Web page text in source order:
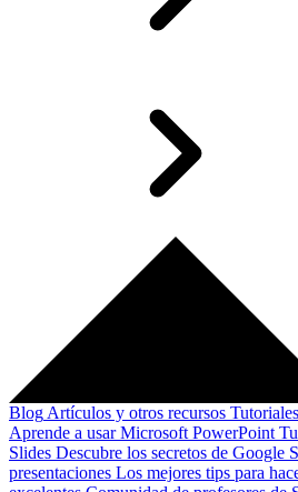
Blog Artículos y otros recursos
Aprende a usar Microsoft PowerPoint
Slides Descubre los secretos de Google
presentaciones Los mejores tips para